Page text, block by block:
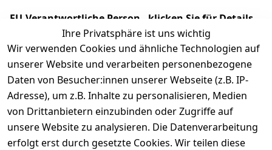
EU-Verantwortliche Person - klicken Sie für Details
Ihre Privatsphäre ist uns wichtig
Wir verwenden Cookies und ähnliche Technologien auf
unserer Website und verarbeiten personenbezogene
Daten von Besucher:innen unserer Webseite (z.B. IP-
Adresse), um z.B. Inhalte zu personalisieren, Medien
von Drittanbietern einzubinden oder Zugriffe auf
unsere Website zu analysieren. Die Datenverarbeitung
erfolgt erst durch gesetzte Cookies. Wir teilen diese